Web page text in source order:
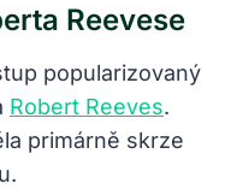
Reevese
popularizovaný
Robert Reeves.
primárně skrze